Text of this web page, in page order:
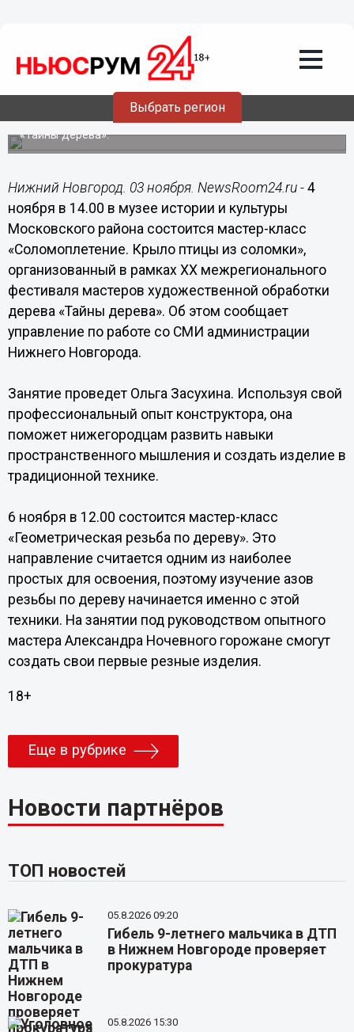
Выбрать регион
«Геометрическая резьба по дереву»
состоятся в Московском районе 4 и 6
Встречи организованы в рамках XX межрегионального
фестиваля мастеров художественной обработки дерева
«Тайны дерева».
Нижний Новгород. 03 ноября. NewsRoom24.ru - 4
ноября в 14.00 в музее истории и культуры
Московского района состоится мастер-класс
«Соломоплетение. Крыло птицы из соломки»,
организованный в рамках XX межрегионального
фестиваля мастеров художественной обработки
дерева «Тайны дерева». Об этом сообщает
управление по работе со СМИ администрации
Нижнего Новгорода.
Занятие проведет Ольга Засухина. Используя свой
профессиональный опыт конструктора, она
поможет нижегородцам развить навыки
пространственного мышления и создать изделие в
традиционной технике.
6 ноября в 12.00 состоится мастер-класс
«Геометрическая резьба по дереву». Это
направление считается одним из наиболее
простых для освоения, поэтому изучение азов
резьбы по дереву начинается именно с этой
техники. На занятии под руководством опытного
мастера Александра Ночевного горожане смогут
создать свои первые резные изделия.
18+
Еще в рубрике
Новости партнёров
ТОП новостей
05.8.2026 09:20
Гибель 9-летнего мальчика в ДТП
в Нижнем Новгороде проверяет
прокуратура
05.8.2026 15:30